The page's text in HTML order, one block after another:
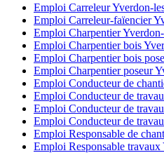
Emploi Carreleur Yverdon-
Emploi Carreleur-faïencier
Emploi Charpentier
Emploi Charpentier bois
Emploi Charpentier bois
Emploi Charpentier poseur
Emploi Conducteur de
Emploi Conducteur de
Emploi Conducteur de
Emploi Conducteur de
Emploi Responsable de
Emploi Responsable